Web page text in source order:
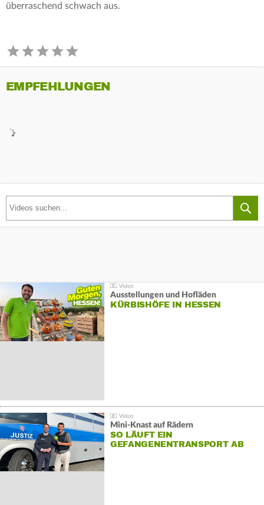
überraschend schwach aus.
EMPFEHLUNGEN
Ausstellungen und Hofläden
KÜRBISHÖFE IN HESSEN
Mini-Knast auf Rädern
SO LÄUFT EIN
GEFANGENENTRANSPORT AB